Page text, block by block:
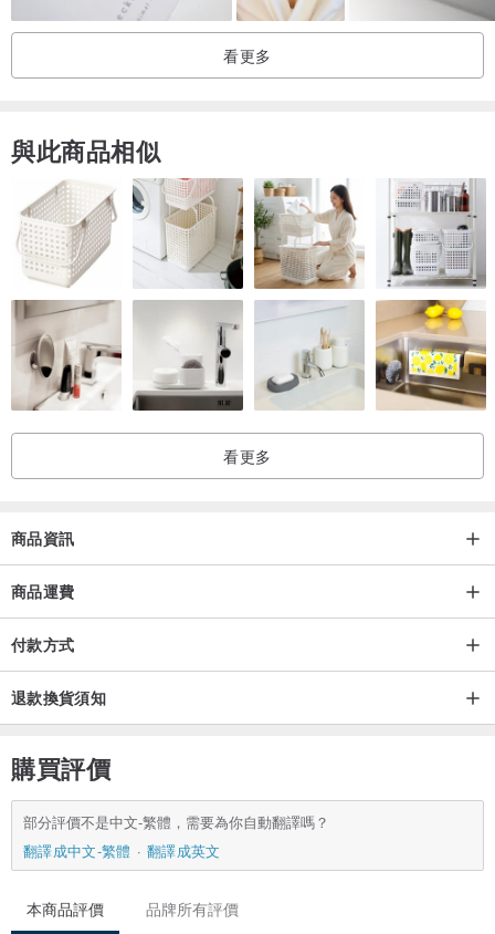
・工作規模
全長37厘米（長31厘米+調節器6厘米）
・金屬材質
鏈條：紫銅
其他金屬：黃銅+鍍鎳+鍍金合金（銀為鍍銠）
=====================
・需要包裝嗎？
請在備註欄中寫上“Wrapping hope”。
如果您選擇多件包裹，我們將分開包裹，除非另有說明。
（無法選擇圖案和貼紙。圖案和緞帶可能會根據季節發生變化。）
・關於航運
發貨將在確認付款後 5 天內完成。 （週六、週日和節假日休息。）
國際航運是日本郵政：International ePacket。
亞洲：裝運後約需 7 至 10 天送達。
不提供順豐和便利店收據。
我們所有的作品都是均碼的。
作品尺寸按作品頁標示的長度製作。
爐架在內的長度。
看更多
與此商品相似
看更多
商品資訊
商品運費
付款方式
退款換貨須知
購買評價
部分評價不是中文-繁體，需要為你自動翻譯嗎？
翻譯成中文-繁體
翻譯成英文
本商品評價 品牌所有評價